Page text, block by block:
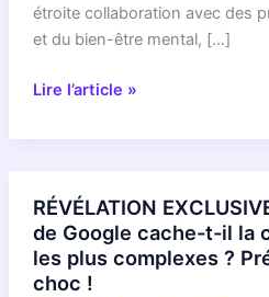
étroite collaboration avec des
et du bien-être mental, […]
EXCLUSIF
les
secrets
de
Gemini
Lire l’article »
RÉVÉLATION
de Google cache-t-il la
les plus complexes ?
choc !